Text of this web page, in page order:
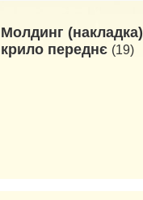
Молдинг (накладка)
крило переднє
19